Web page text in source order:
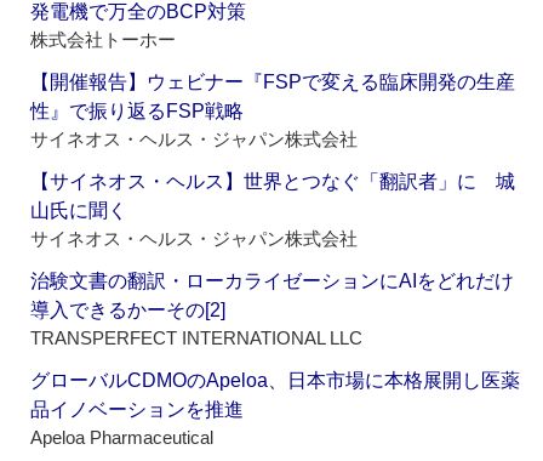
発電機で万全のBCP対策
株式会社トーホー
【開催報告】ウェビナー『FSPで変える臨床開発の生産
性』で振り返るFSP戦略
サイネオス・ヘルス・ジャパン株式会社
【サイネオス・ヘルス】世界とつなぐ「翻訳者」に 城
山氏に聞く
サイネオス・ヘルス・ジャパン株式会社
治験文書の翻訳・ローカライゼーションにAIをどれだけ
導入できるかーその[2]
TRANSPERFECT INTERNATIONAL LLC
グローバルCDMOのApeloa、日本市場に本格展開し医薬
品イノベーションを推進
Apeloa Pharmaceutical